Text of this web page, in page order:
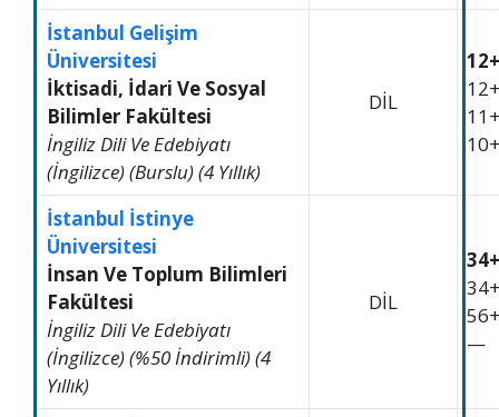
İstanbul Gelişim
Üniversitesi
İktisadi, İdari Ve Sosyal
Bilimler Fakültesi
İngiliz Dili Ve Edebiyatı
(İngilizce) (Burslu) (4 Yıllık)
DİL
İstanbul İstinye
Üniversitesi
İnsan Ve Toplum Bilimleri
Fakültesi
İngiliz Dili Ve Edebiyatı
(İngilizce) (%50 İndirimli) (4
Yıllık)
DİL
—